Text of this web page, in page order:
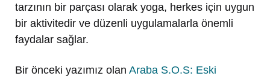
tarzının bir parçası olarak yoga, herkes için uygun
bir aktivitedir ve düzenli uygulamalarla önemli
faydalar sağlar.
Bir önceki yazımız olan Araba S.O.S: Eski